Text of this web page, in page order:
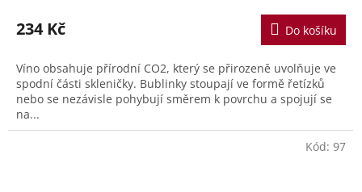
234 Kč Do košíku
Víno obsahuje přírodní CO2, který se přirozeně uvolňuje ve
spodní části skleničky. Bublinky stoupají ve formě řetízků
nebo se nezávisle pohybují směrem k povrchu a spojují se
na...
Kód: 97